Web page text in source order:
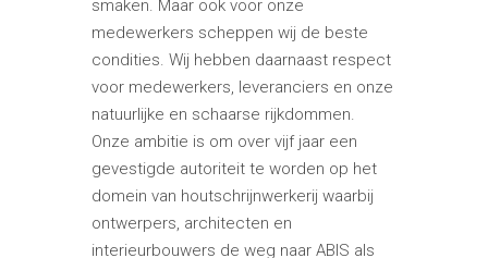
smaken. Maar ook voor onze
medewerkers scheppen wij de beste
condities. Wij hebben daarnaast respect
voor medewerkers, leveranciers en onze
natuurlijke en schaarse rijkdommen. ​​
Onze ambitie is om over vijf jaar een
gevestigde autoriteit te worden op het
domein van houtschrijnwerkerij waarbij
ontwerpers, architecten en
interieurbouwers de weg naar ABIS als